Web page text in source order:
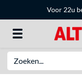
Voor 22u